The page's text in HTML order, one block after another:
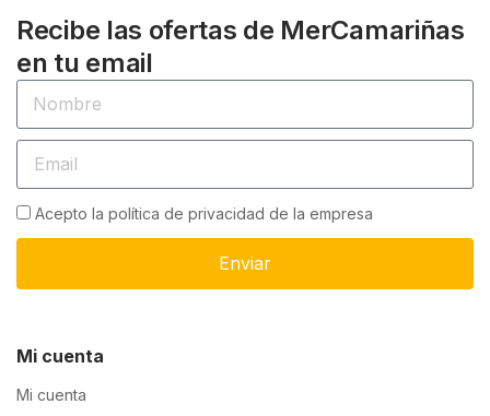
Recibe las ofertas de MerCamariñas
en tu email
Acepto la política de privacidad de la empresa
Enviar
Mi cuenta
Mi cuenta